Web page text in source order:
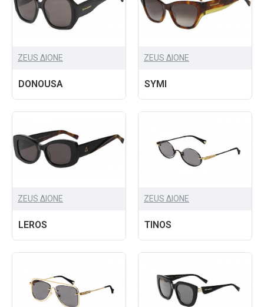
ZEUS ΔIONE
DONOUSA
ZEUS ΔIONE
SYMI
ZEUS ΔIONE
LEROS
ZEUS ΔIONE
TINOS